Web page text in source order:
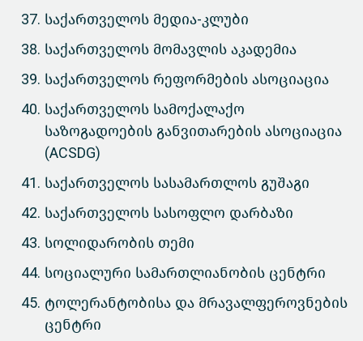
საქართველოს მედია-კლუბი
საქართველოს მომავლის აკადემია
საქართველოს რეფორმების ასოციაცია
საქართველოს სამოქალაქო
საზოგადოების განვითარების ასოციაცია
(ACSDG)
საქართველოს სასამართლოს გუშაგი
საქართველოს სასოფლო დარბაზი
სოლიდარობის თემი
სოციალური სამართლიანობის ცენტრი
ტოლერანტობისა და მრავალფეროვნების
ცენტრი